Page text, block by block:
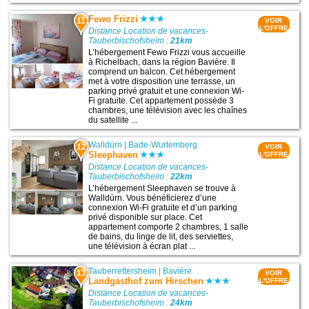
11 Fewo Frizzi
Distance Location de vacances-
Tauberbischofsheim :21km
L’hébergement Fewo Frizzi vous accueille
à Richelbach, dans la région Bavière. Il
comprend un balcon. Cet hébergement
met à votre disposition une terrasse, un
parking privé gratuit et une connexion Wi-
Fi gratuite. Cet appartement possède 3
chambres, une télévision avec les chaînes
du satellite ...
VOIR
L'OFFRE
12 Walldürn | Bade-Wurtemberg
Sleephaven
Distance Location de vacances-
Tauberbischofsheim :22km
L’hébergement Sleephaven se trouve à
Walldürn. Vous bénéficierez d’une
connexion Wi-Fi gratuite et d’un parking
privé disponible sur place. Cet
appartement comporte 2 chambres, 1 salle
de bains, du linge de lit, des serviettes,
une télévision à écran plat ...
VOIR
L'OFFRE
13 Tauberrettersheim Bavière
Landgasthof zum Hirschen
Distance Location de vacances-
Tauberbischofsheim :24km
VOIR
L'OFFRE